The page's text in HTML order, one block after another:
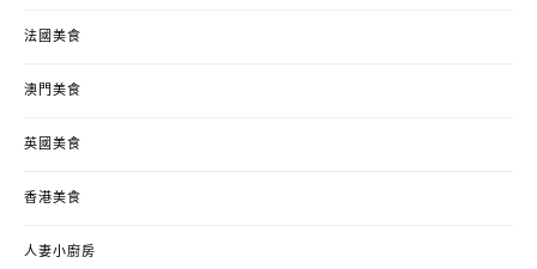
法國美食
澳門美食
英國美食
香港美食
人妻小廚房